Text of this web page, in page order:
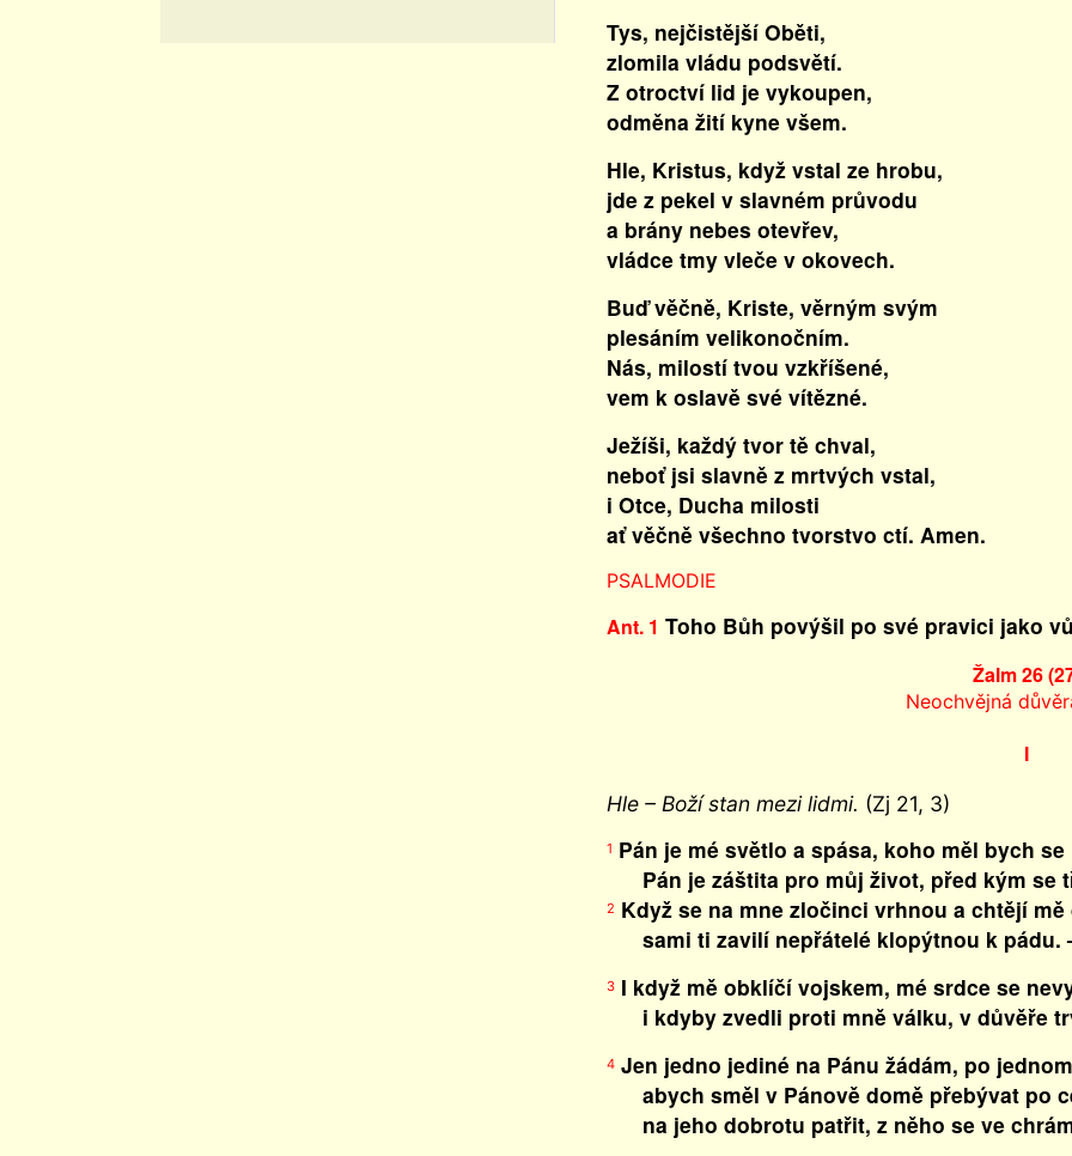
Tys, nejčistější Oběti,
zlomila vládu podsvětí.
Z otroctví lid je vykoupen,
odměna žití kyne všem.
Hle, Kristus, když vstal ze hrobu,
jde z pekel v slavném průvodu
a brány nebes otevřev,
vládce tmy vleče v okovech.
Buď věčně, Kriste, věrným svým
plesáním velikonočním.
Nás, milostí tvou vzkříšené,
vem k oslavě své vítězné.
Ježíši, každý tvor tě chval,
neboť jsi slavně z mrtvých vstal,
i Otce, Ducha milosti
ať věčně všechno tvorstvo ctí. Amen.
PSALMODIE
Ant. 1 Toho Bůh povýšil po své pravici jako
Žalm 26
Neochvějná
I
Hle – Boží stan mezi lidmi. (Zj 21, 3)
1 Pán je mé světlo a spása, koho měl bych se
Pán je záštita pro můj život, před kým se
2 Když se na mne zločinci vrhnou a chtějí mě
sami ti zavilí nepřátelé klopýtnou k pádu.
3 I když mě obklíčí vojskem, mé srdce se
i kdyby zvedli proti mně válku, v důvěře
4 Jen jedno jediné na Pánu žádám, po
abych směl v Pánově domě přebývat po
na jeho dobrotu patřit, z něho se ve